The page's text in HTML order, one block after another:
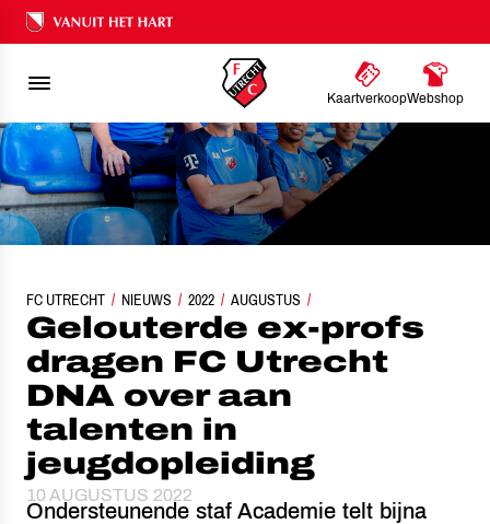
Ons nalatenschap
KaartverkoopWebshop
FC UTRECHT NIEUWS 2022 AUGUSTUS
GELOUTERDE EX-PROFS DRAGEN FC UTRECHT DNA OVER AAN TALENTEN
Gelouterde ex-profs
dragen FC Utrecht
DNA over aan
talenten in
jeugdopleiding
10 AUGUSTUS 2022
Ondersteunende staf Academie telt bijna